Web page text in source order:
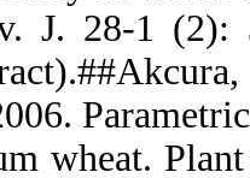
Plant
English
R. Ayranci.
yield of